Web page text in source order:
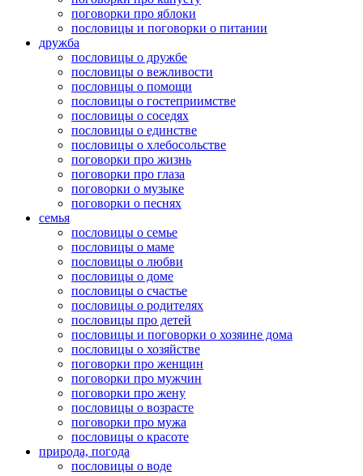
поговорки про яблоки
пословицы и поговорки о питании
дружба
пословицы о дружбе
пословицы о вежливости
пословицы о помощи
пословицы о гостеприимстве
пословицы о соседях
пословицы о единстве
пословицы о хлебосольстве
поговорки про жизнь
поговорки про глаза
поговорки о музыке
поговорки о песнях
семья
пословицы о семье
пословицы о маме
пословицы о любви
пословицы о доме
пословицы о счастье
пословицы о родителях
пословицы про детей
пословицы и поговорки о хозяине дома
пословицы о хозяйстве
поговорки про женщин
поговорки про мужчин
поговорки про жену
пословицы о возрасте
поговорки про мужа
пословицы о красоте
природа, погода
пословицы о воде